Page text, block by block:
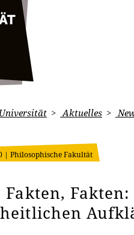
Universität Aktuelles
| Philosophische Fakultät
Fakten,